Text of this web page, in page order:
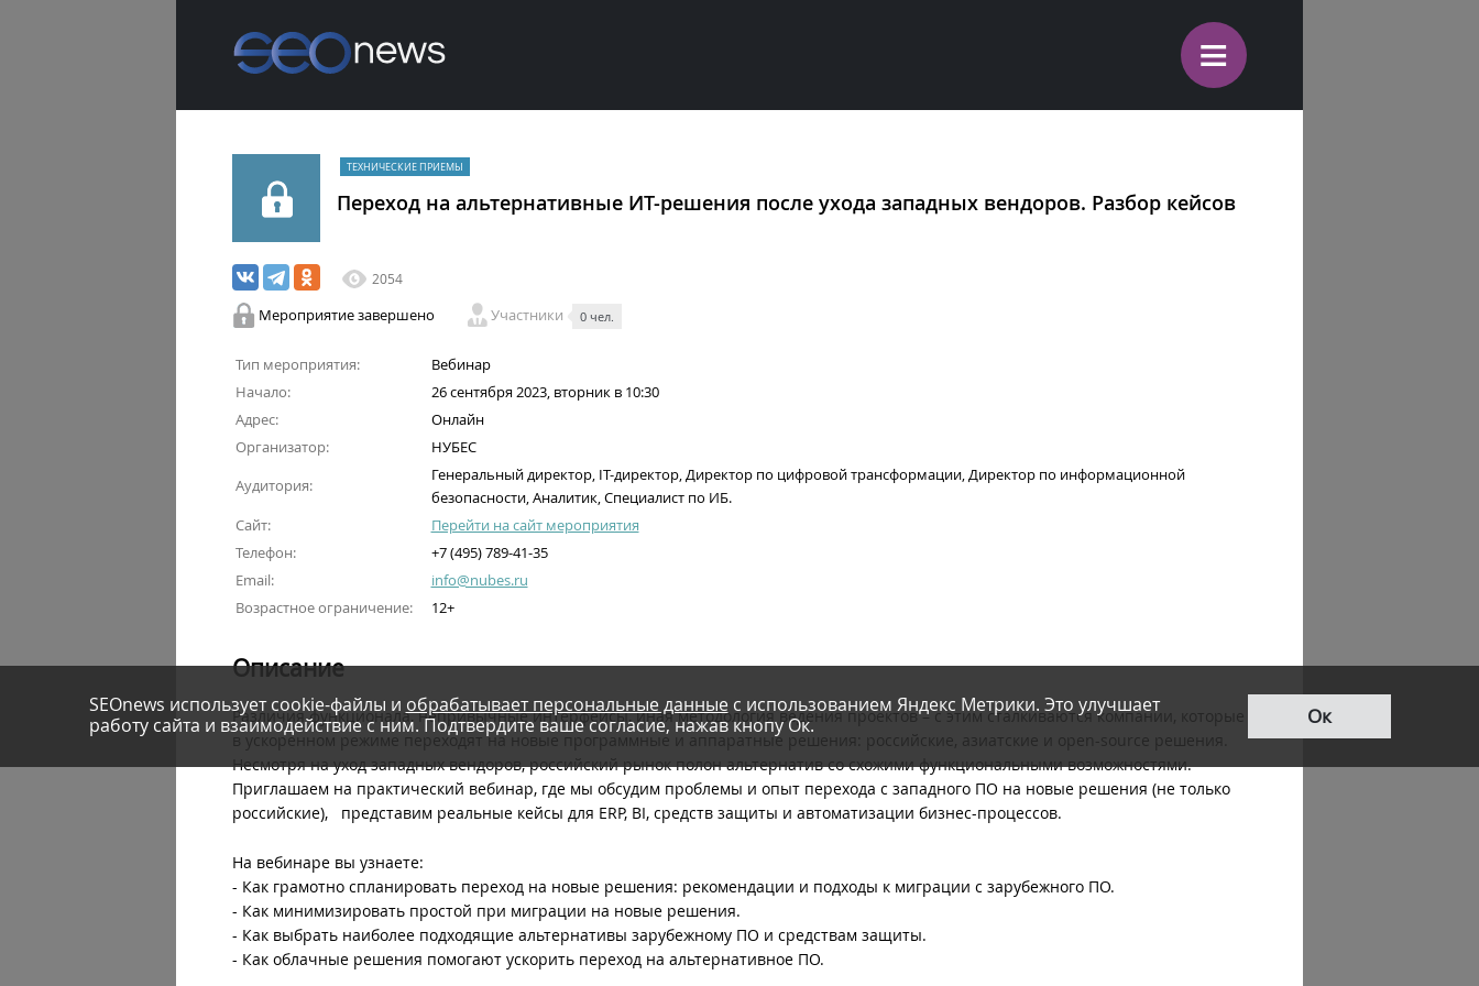
≡
ТЕХНИЧЕСКИЕ ПРИЕМЫ
Переход на альтернативные ИТ-решения после ухода западных вендоров. Разбор кейсов
2054
Мероприятие завершено Участники 0 чел.
Тип мероприятия:
Вебинар
Начало:
26 сентября 2023, вторник в 10:30
Адрес:
Онлайн
Организатор:
НУБЕС
Аудитория:
Генеральный директор, IT-директор, Директор по цифровой трансформации, Директор по информационной
безопасности, Аналитик, Специалист по ИБ.
Сайт:
Перейти на сайт мероприятия
Телефон:
+7 (495) 789-41-35
Email:
info@nubes.ru
Возрастное ограничение:
12+
Описание
Различия функционала, непривычные интерфейсы, иная методология ведения проектов – с этим сталкиваются компании, которые
в ускоренном режиме переходят на новые программные и аппаратные решения: российские, азиатские и open-source решения.
Несмотря на уход западных вендоров, российский рынок полон альтернатив со схожими функциональными возможностями.
Приглашаем на практический вебинар, где мы обсудим проблемы и опыт перехода с западного ПО на новые решения (не только
российские), представим реальные кейсы для ERP, BI, средств защиты и автоматизации бизнес-процессов.
На вебинаре вы узнаете:
- Как грамотно спланировать переход на новые решения: рекомендации и подходы к миграции с зарубежного ПО.
- Как минимизировать простой при миграции на новые решения.
- Как выбрать наиболее подходящие альтернативы зарубежному ПО и средствам защиты.
- Как облачные решения помогают ускорить переход на альтернативное ПО.
SEOnews использует cookie-файлы и обрабатывает персональные данныес использованием Яндекс Метрики. Это улучшает
работу сайта и взаимодействие с ним. Подтвердите ваше согласие, нажав кнопу Ок.
Ок